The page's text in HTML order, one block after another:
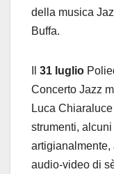
della musica
Buffa.
31 luglio
Concerto Jazz
Luca
strumenti,
artigianalmente,
audio-video di